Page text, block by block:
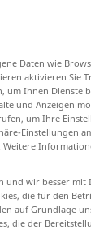
Daten wie
aktivieren Sie
um Ihnen Dienste
und Anzeigen
um Ihre
Einstellungen
Weitere
und wir besser mit
die für den
auf Grundlage
die der